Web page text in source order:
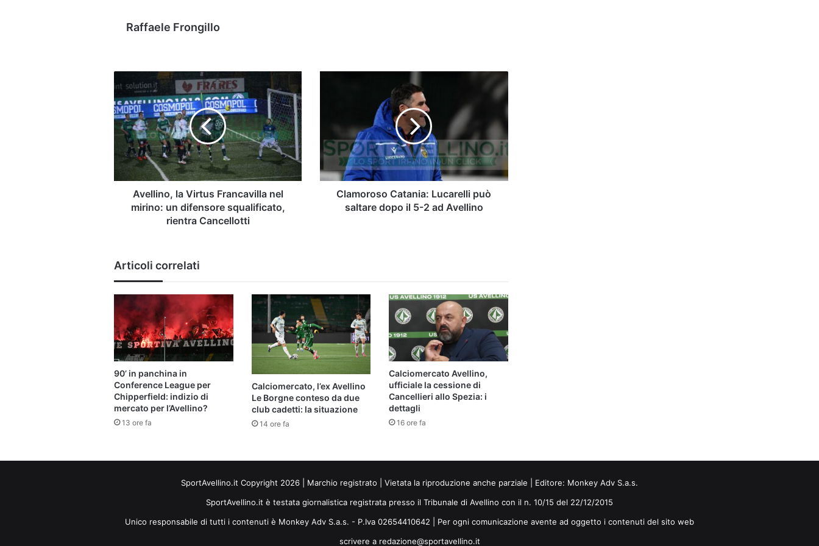
Raffaele Frongillo
la
Virtus
Francavilla
nel
mirino:
un
difensore
squalificato,
rientra
Cancellotti
Avellino, la Virtus Francavilla nel
mirino: un difensore squalificato,
rientra Cancellotti
dopo
il
2
Avellino
Clamoroso Catania: Lucarelli può
saltare dopo il 5-2 ad Avellino
Articoli correlati
90’ in panchina in
Conference League per
Chipperfield: indizio di
mercato per l’Avellino?
13 ore fa
Calciomercato, l’ex Avellino
Le Borgne conteso da due
club cadetti: la situazione
14 ore fa
Calciomercato Avellino,
ufficiale la cessione di
Cancellieri allo Spezia: i
dettagli
16 ore fa
SportAvellino.it Copyright 2026 | Marchio registrato | Vietata la riproduzione anche parziale | Editore: Monkey Adv S.a.s.
SportAvellino.it è testata giornalistica registrata presso il Tribunale di Avellino con il n. 10/15 del 22/12/2015
Unico responsabile di tutti i contenuti è Monkey Adv S.a.s. - P.Iva 02654410642 | Per ogni comunicazione avente ad oggetto i contenuti del sito web
scrivere a redazione@sportavellino.it